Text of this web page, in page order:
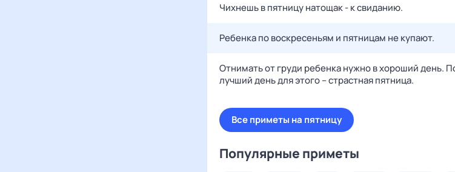
Чихнешь в пятницу натощак - к свиданию.
Ребенка по воскресеньям и пятницам не купают.
Отнимать от груди ребенка нужно в хороший день.
лучший день для этого – страстная пятница.
Все приметы на пятницу
Популярные приметы